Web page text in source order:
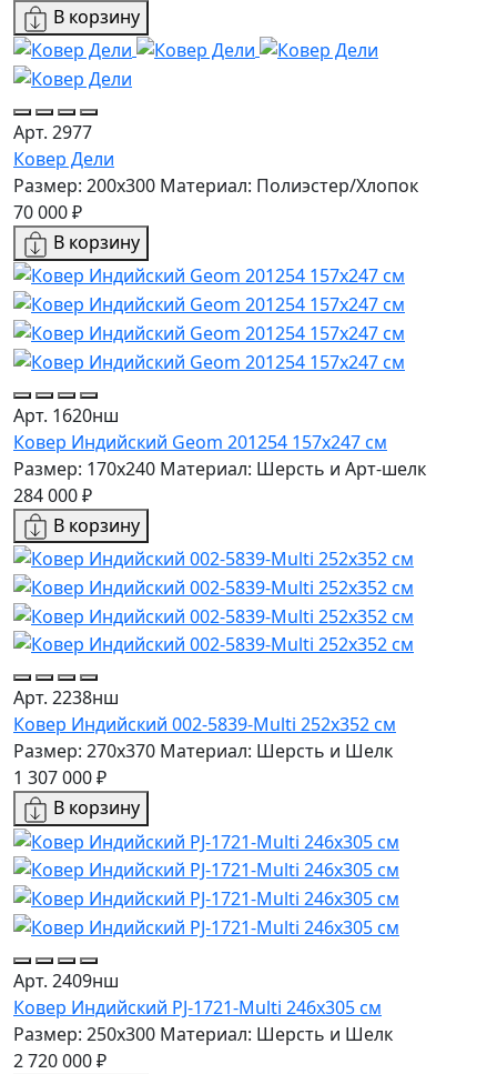
В корзину
Арт. 2977
Ковер Дели
Размер: 200x300 Материал: Полиэстер/Хлопок
70 000 ₽
В корзину
Арт. 1620нш
Ковер Индийский Geom 201254 157x247 см
Размер: 170x240 Материал: Шерсть и Арт-шелк
284 000 ₽
В корзину
Арт. 2238нш
Ковер Индийский 002-5839-Multi 252x352 см
Размер: 270x370 Материал: Шерсть и Шелк
1 307 000 ₽
В корзину
Арт. 2409нш
Ковер Индийский PJ-1721-Multi 246x305 см
Размер: 250x300 Материал: Шерсть и Шелк
2 720 000 ₽